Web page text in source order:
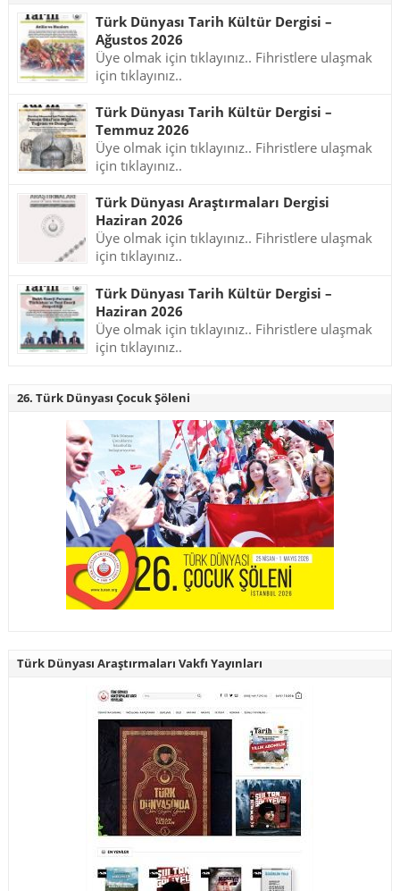
Türk Dünyası Tarih Kültür Dergisi –
Ağustos 2026
Üye olmak için tıklayınız.. Fihristlere ulaşmak
için tıklayınız..
Türk Dünyası Tarih Kültür Dergisi –
Temmuz 2026
Üye olmak için tıklayınız.. Fihristlere ulaşmak
için tıklayınız..
Türk Dünyası Araştırmaları Dergisi
Haziran 2026
Üye olmak için tıklayınız.. Fihristlere ulaşmak
için tıklayınız..
Türk Dünyası Tarih Kültür Dergisi –
Haziran 2026
Üye olmak için tıklayınız.. Fihristlere ulaşmak
için tıklayınız..
26. Türk Dünyası Çocuk Şöleni
Türk Dünyası Araştırmaları Vakfı Yayınları